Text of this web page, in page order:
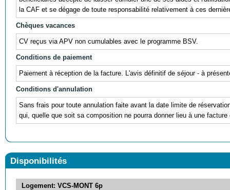
la CAF et se dégage de toute responsabilité relativement à ces
Chèques vacances
CV reçus via APV non cumulables avec le programme BSV.
Conditions de paiement
Paiement à réception de la facture. L'avis définitif de séjour - à
Conditions d'annulation
Sans frais pour toute annulation faite avant la date limite de
qui, quelle que soit sa composition ne pourra donner lieu à une
Disponibilités
Logement: VCS-MONT 6p